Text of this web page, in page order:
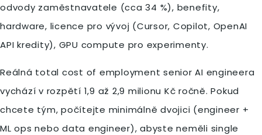
odvody zaměstnavatele (cca 34 %), benefity,
hardware, licence pro vývoj (Cursor, Copilot, OpenAI
API kredity), GPU compute pro experimenty.
Reálná total cost of employment senior AI engineera
vychází v rozpětí 1,9 až 2,9 milionu Kč ročně. Pokud
chcete tým, počítejte minimálně dvojici (engineer +
ML ops nebo data engineer), abyste neměli single